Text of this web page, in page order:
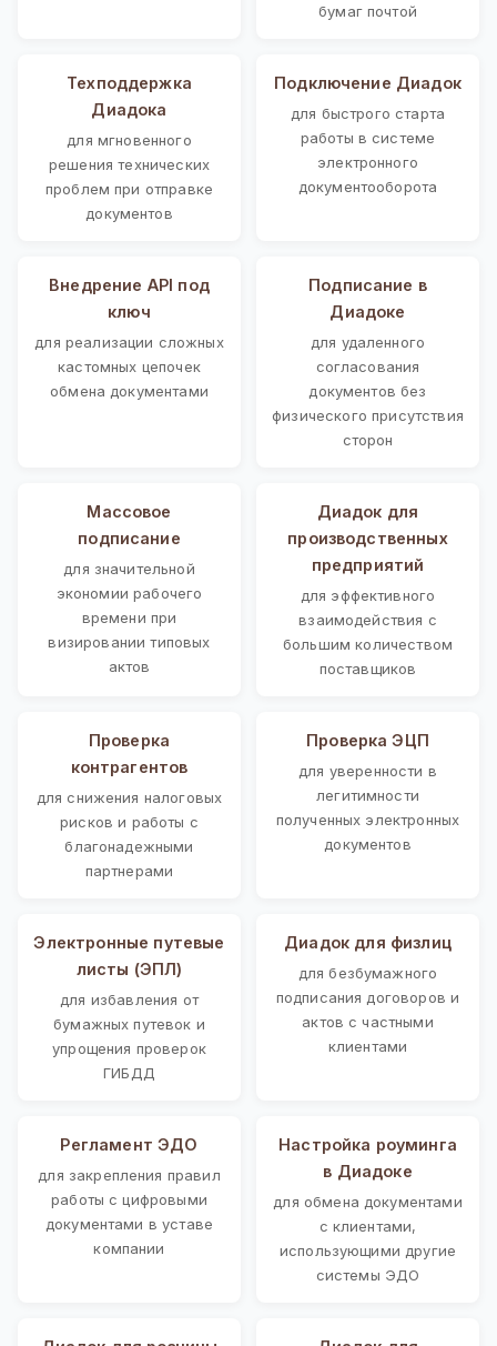
бумаг почтой
Техподдержка
Диадока
для мгновенного
решения технических
проблем при отправке
документов
Подключение Диадок
для быстрого старта
работы в системе
электронного
документооборота
Внедрение API под
ключ
для реализации сложных
кастомных цепочек
обмена документами
Подписание в
Диадоке
для удаленного
согласования
документов без
физического присутствия
сторон
Массовое
подписание
для значительной
экономии рабочего
времени при
визировании типовых
актов
Диадок для
производственных
предприятий
для эффективного
взаимодействия с
большим количеством
поставщиков
Проверка
контрагентов
для снижения налоговых
рисков и работы с
благонадежными
партнерами
Проверка ЭЦП
для уверенности в
легитимности
полученных электронных
документов
Электронные путевые
листы (ЭПЛ)
для избавления от
бумажных путевок и
упрощения проверок
ГИБДД
Диадок для физлиц
для безбумажного
подписания договоров и
актов с частными
клиентами
Регламент ЭДО
для закрепления правил
работы с цифровыми
документами в уставе
компании
Настройка роуминга
в Диадоке
для обмена документами
с клиентами,
использующими другие
системы ЭДО